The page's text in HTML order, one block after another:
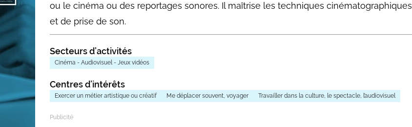
ou le cinéma ou des reportages sonores. Il maîtrise les techniques cinématographiques
et de prise de son.
Secteurs d’activités
Cinéma - Audiovisuel - Jeux vidéos
Centres d’intérêts
Exercer un métier artistique ou créatif Me déplacer souvent, voyager Travailler dans la culture, le spectacle, l’audiovisuel